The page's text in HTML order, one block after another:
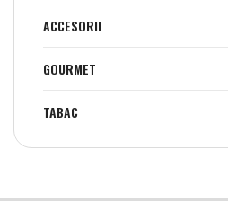
ACCESORII
GOURMET
TABAC